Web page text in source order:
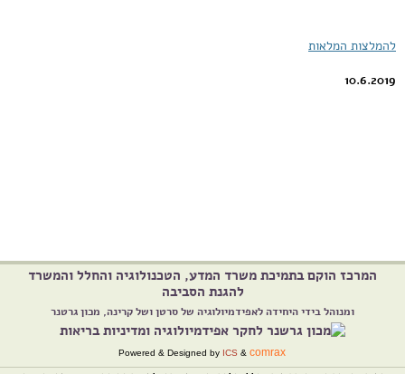
להמלצות המלאות
10.6.2019
המרכז הוקם בתמיכת משרד המדע, הטכנולוגיה והחלל והמשרד
להגנת הסביבה
ומנוהל בידי היחידה לאפידמיולוגיה של סרטן ושל קרינה, מכון גרטנר
Powered & Designed by ICS &comrax